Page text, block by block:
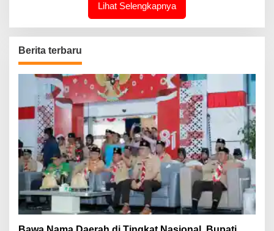
Lihat Selengkapnya
Berita terbaru